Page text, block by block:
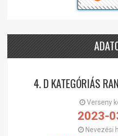
4. D KATEGÓRIÁS
Verseny
2023-
Nevezési